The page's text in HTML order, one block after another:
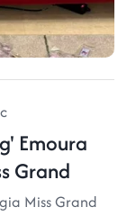
Emoura
Grand
Miss Grand